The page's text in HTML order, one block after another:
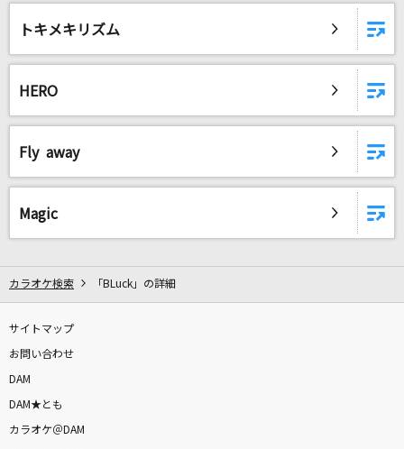
BEYOND THE TIME
TM NETWORK(TMN)
innocent arrogance
Eightopop!!!!!!!
SUPER EIGHT
眠れぬ夜
オフコース
Pangarap Ko Ang Ibigin Ka [パンガラップ コ
ちぎり酒
トキメキリズム
HERO
Fly away
Magic
カラオケ検索 「BLuck」の詳細
サイトマップ
お問い合わせ
DAM
DAM★とも
カラオケ＠DAM